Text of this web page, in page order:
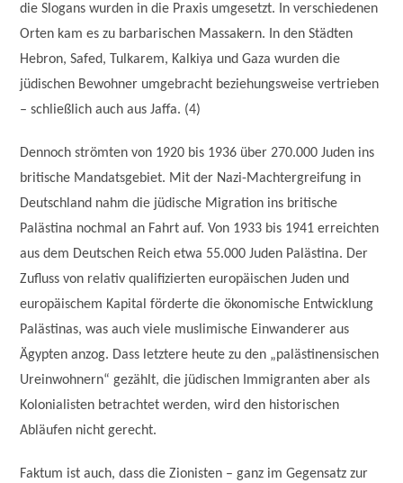
die Slogans wurden in die Praxis umgesetzt. In verschiedenen
Orten kam es zu barbarischen Massakern. In den Städten
Hebron, Safed, Tulkarem, Kalkiya und Gaza wurden die
jüdischen Bewohner umgebracht beziehungsweise vertrieben
– schließlich auch aus Jaffa. (4)
Dennoch strömten von 1920 bis 1936 über 270.000 Juden ins
britische Mandatsgebiet. Mit der Nazi-Machtergreifung in
Deutschland nahm die jüdische Migration ins britische
Palästina nochmal an Fahrt auf. Von 1933 bis 1941 erreichten
aus dem Deutschen Reich etwa 55.000 Juden Palästina. Der
Zufluss von relativ qualifizierten europäischen Juden und
europäischem Kapital förderte die ökonomische Entwicklung
Palästinas, was auch viele muslimische Einwanderer aus
Ägypten anzog. Dass letztere heute zu den „palästinensischen
Ureinwohnern“ gezählt, die jüdischen Immigranten aber als
Kolonialisten betrachtet werden, wird den historischen
Abläufen nicht gerecht.
Faktum ist auch, dass die Zionisten – ganz im Gegensatz zur